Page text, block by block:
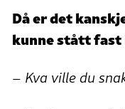
Då er det
kunne stått fast
– Kva ville du